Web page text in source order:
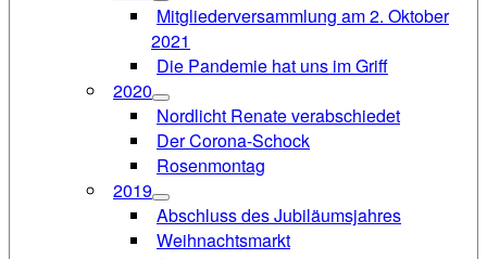
Mitgliederversammlung am 2. Oktober
2021
Die Pandemie hat uns im Griff
2020
Nordlicht Renate verabschiedet
Der Corona-Schock
Rosenmontag
2019
Abschluss des Jubiläumsjahres
Weihnachtsmarkt